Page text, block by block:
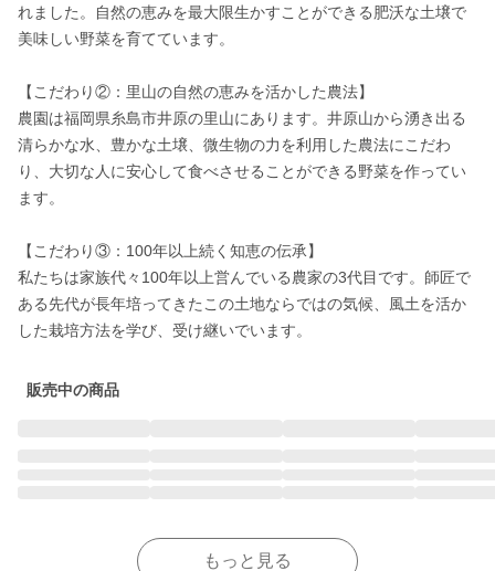
れました。自然の恵みを最大限生かすことができる肥沃な土壌で
美味しい野菜を育てています。
【こだわり②：里山の自然の恵みを活かした農法】
農園は福岡県糸島市井原の里山にあります。井原山から湧き出る
清らかな水、豊かな土壌、微生物の力を利用した農法にこだわ
り、大切な人に安心して食べさせることができる野菜を作ってい
ます。
【こだわり③：100年以上続く知恵の伝承】
私たちは家族代々100年以上営んでいる農家の3代目です。師匠で
ある先代が長年培ってきたこの土地ならではの気候、風土を活か
した栽培方法を学び、受け継いでいます。
販売中の商品
もっと見る